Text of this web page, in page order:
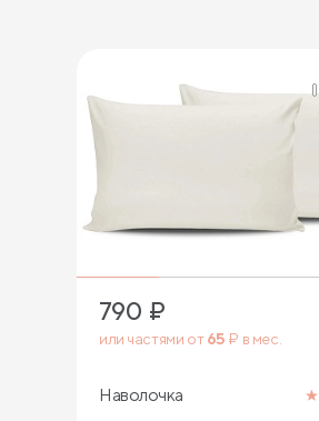
790 ₽
или частями от65 ₽ в мес.
Наволочка